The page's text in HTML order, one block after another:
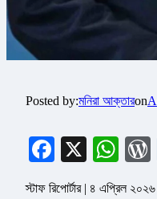
Posted by:মনিরা আক্তারon
Facebook
X
স্টাফ রিপোর্টার | ৪ এপ্রিল